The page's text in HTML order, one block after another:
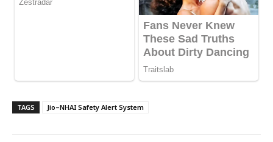
TAGS Jio–NHAI Safety Alert System